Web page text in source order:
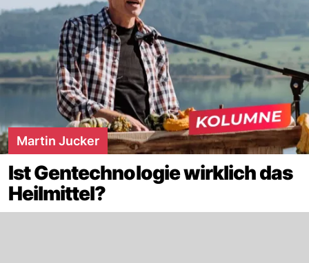
Martin Jucker
Ist Gentechnologie wirklich das
Heilmittel?